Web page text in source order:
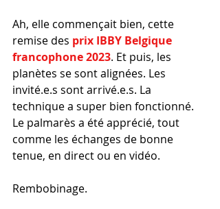
Ah, elle commençait bien, cette
remise des prix IBBY Belgique
francophone 2023. Et puis, les
planètes se sont alignées. Les
invité.e.s sont arrivé.e.s. La
technique a super bien fonctionné.
Le palmarès a été apprécié, tout
comme les échanges de bonne
tenue, en direct ou en vidéo.
Rembobinage.